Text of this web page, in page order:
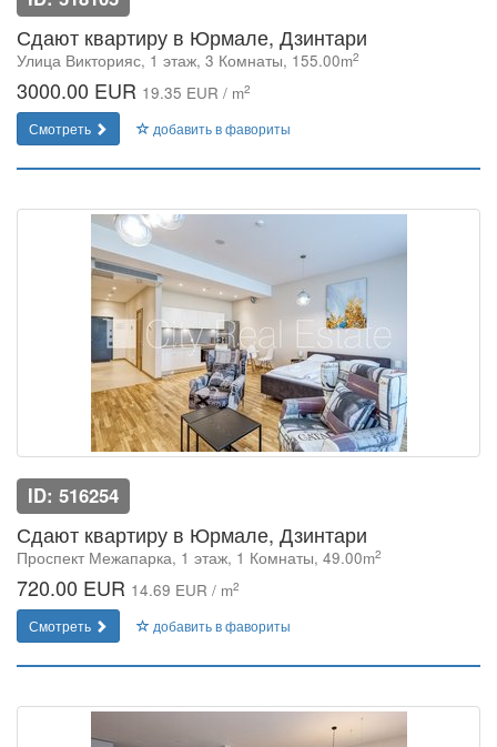
Сдают квартиру в Юрмале, Дзинтари
Улица Викторияс, 1 этаж, 3 Комнаты, 155.00m2
3000.00 EUR 19.35 EUR / m2
Смотреть добавить в фавориты
ID: 516254
Сдают квартиру в Юрмале, Дзинтари
Проспект Межапарка, 1 этаж, 1 Комнаты, 49.00m2
720.00 EUR 14.69 EUR / m2
Смотреть добавить в фавориты